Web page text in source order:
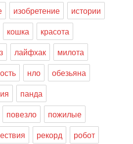
изобретение
истории
кошка
красота
лайфхак
милота
нло
обезьяна
панда
повезло
пожилые
рекорд
робот